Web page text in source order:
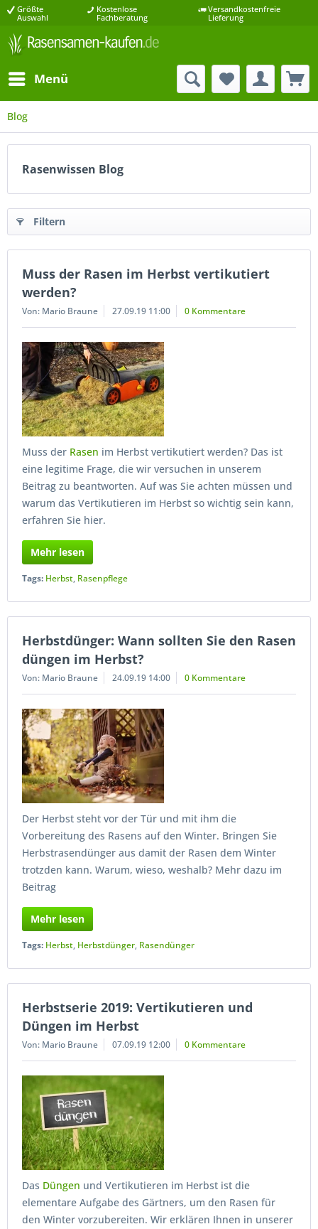
Größte
Auswahl
Kostenlose
Fachberatung
Versandkostenfreie
Lieferung
Menü
Blog
Rasenwissen Blog
Filtern
Muss der Rasen im Herbst vertikutiert
werden?
Von: Mario Braune 27.09.19 11:00 0 Kommentare
Muss der Rasen im Herbst vertikutiert werden? Das ist
eine legitime Frage, die wir versuchen in unserem
Beitrag zu beantworten. Auf was Sie achten müssen und
warum das Vertikutieren im Herbst so wichtig sein kann,
erfahren Sie hier.
Mehr lesen
Tags: Herbst, Rasenpflege
Herbstdünger: Wann sollten Sie den Rasen
düngen im Herbst?
Von: Mario Braune 24.09.19 14:00 0 Kommentare
Der Herbst steht vor der Tür und mit ihm die
Vorbereitung des Rasens auf den Winter. Bringen Sie
Herbstrasendünger aus damit der Rasen dem Winter
trotzden kann. Warum, wieso, weshalb? Mehr dazu im
Beitrag
Mehr lesen
Tags: Herbst, Herbstdünger, Rasendünger
Herbstserie 2019: Vertikutieren und
Düngen im Herbst
Von: Mario Braune 07.09.19 12:00 0 Kommentare
Das Düngen und Vertikutieren im Herbst ist die
elementare Aufgabe des Gärtners, um den Rasen für
den Winter vorzubereiten. Wir erklären Ihnen in unserer